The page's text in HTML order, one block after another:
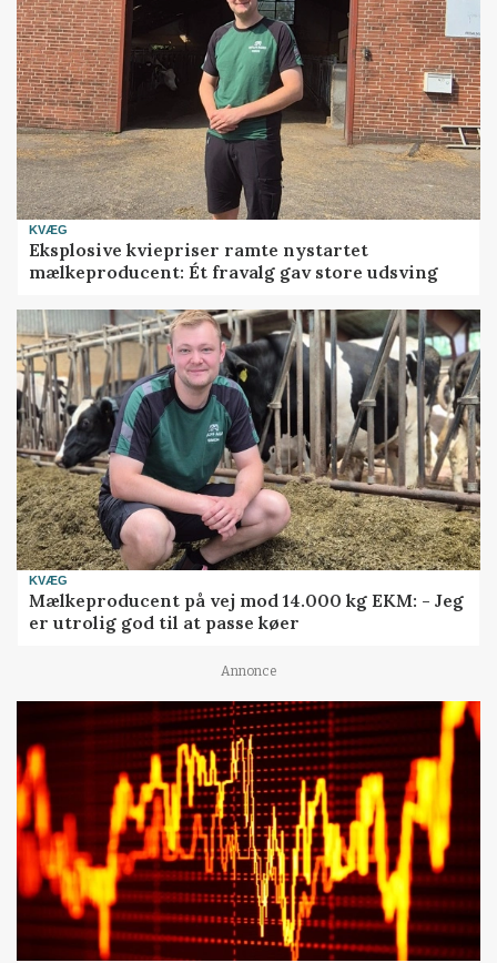
KVÆG
Eksplosive kviepriser ramte nystartet
mælkeproducent: Ét fravalg gav store udsving
KVÆG
Mælkeproducent på vej mod 14.000 kg EKM: - Jeg
er utrolig god til at passe køer
Annonce